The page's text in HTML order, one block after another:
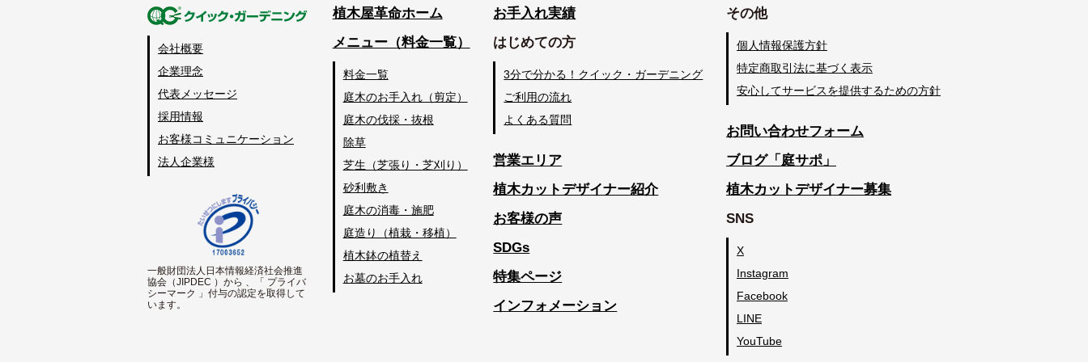
会社概要
企業理念
代表メッセージ
採用情報
お客様コミュニケーション
法人企業様
一般財団法人日本情報経済社会推進
協会（JIPDEC ）から 、「 プライバ
シーマーク 」付与の認定を取得して
います。
植木屋革命ホーム
メニュー（料金一覧）
料金一覧
庭木のお手入れ（剪定）
庭木の伐採・抜根
除草
芝生（芝張り・芝刈り）
砂利敷き
庭木の消毒・施肥
庭造り（植栽・移植）
植木鉢の植替え
お墓のお手入れ
お手入れ実績
はじめての方
3分で分かる！クイック・ガーデニング
ご利用の流れ
よくある質問
営業エリア
植木カットデザイナー紹介
お客様の声
SDGs
特集ページ
インフォメーション
その他
個人情報保護方針
特定商取引法に基づく表示
安心してサービスを提供するための方針
お問い合わせフォーム
ブログ「庭サポ」
植木カットデザイナー募集
SNS
X
Instagram
Facebook
LINE
YouTube